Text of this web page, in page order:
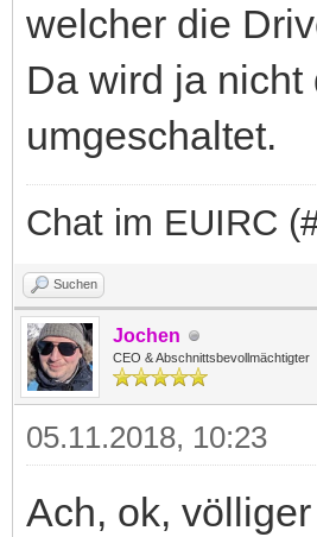
welcher die
Da wird ja
umgeschaltet.
Chat im EUIRC
Suchen
Jochen
CEO & Abschnittsbevollmächtigter
05.11.2018, 10:23
Ach, ok,